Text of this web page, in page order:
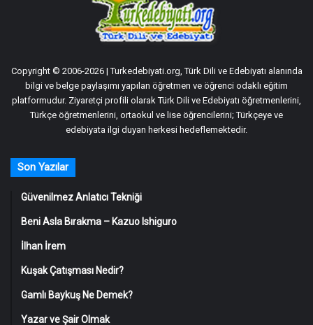
Copyright © 2006-2026 | Turkedebiyati.org, Türk Dili ve Edebiyatı alanında
bilgi ve belge paylaşımı yapılan öğretmen ve öğrenci odaklı eğitim
platformudur. Ziyaretçi profili olarak Türk Dili ve Edebiyatı öğretmenlerini,
Türkçe öğretmenlerini, ortaokul ve lise öğrencilerini; Türkçeye ve
edebiyata ilgi duyan herkesi hedeflemektedir.
Son Yazılar
Güvenilmez Anlatıcı Tekniği
Beni Asla Bırakma – Kazuo Ishiguro
İlhan İrem
Kuşak Çatışması Nedir?
Gamlı Baykuş Ne Demek?
Yazar ve Şair Olmak